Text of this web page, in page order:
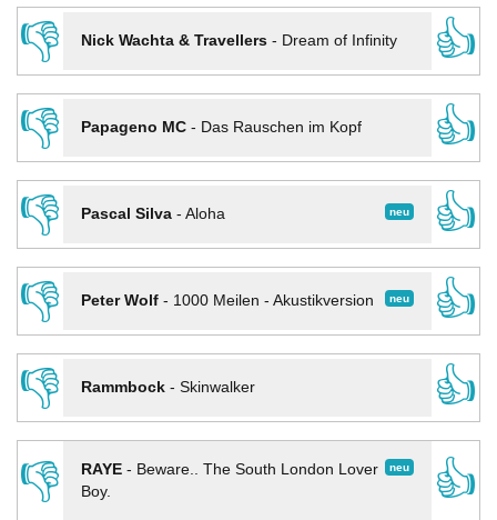
👎
Nick Wachta & Travellers- Dream of Infinity
👍
👎
Papageno MC- Das Rauschen im Kopf
👍
👎
neu
Pascal Silva- Aloha
👍
👎
neu
Peter Wolf- 1000 Meilen - Akustikversion
👍
👎
Rammbock- Skinwalker
👍
👎
neu
RAYE- Beware.. The South London Lover
Boy.
👍